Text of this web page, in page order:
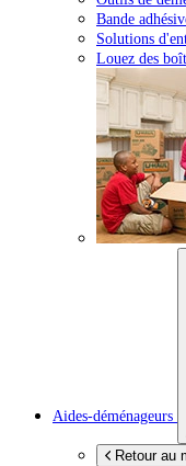
Bande
Solutions
Louez des
Aides-déménageurs
Retour au